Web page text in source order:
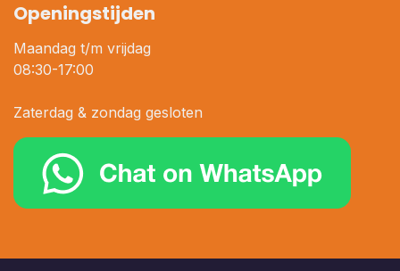
Openingstijden
Maandag t/m vrijdag
08:30-17:00
Zaterdag & zondag gesloten